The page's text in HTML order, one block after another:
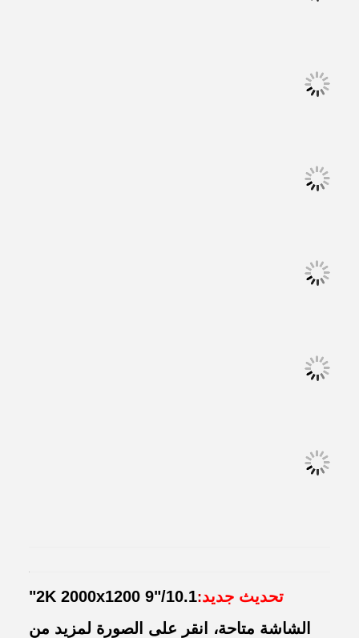
تحديث جديد:
2K 2000x1200 9"/10.1"
الشاشة متاحة، انقر على الصورة لمزيد من